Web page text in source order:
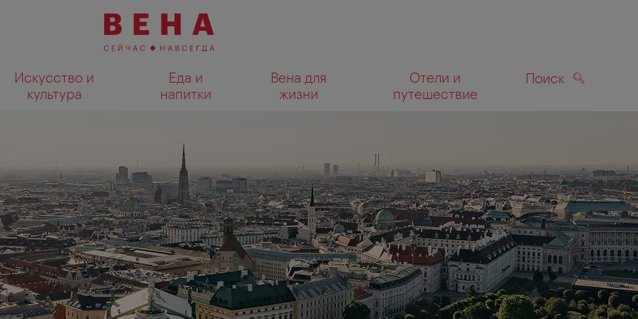
Искусство и
культура
Еда и
напитки
Вена для
жизни
Отели и
путешествие
Поиск